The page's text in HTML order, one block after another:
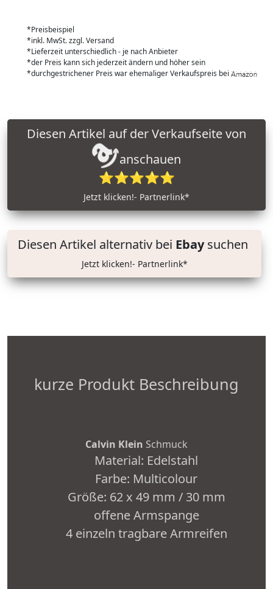
*Preisbeispiel
*inkl. MwSt. zzgl. Versand
*Lieferzeit unterschiedlich - je nach Anbieter
*der Preis kann sich jederzeit ändern und höher sein
*durchgestrichener Preis war ehemaliger Verkaufspreis bei
anschauen
⭐⭐⭐⭐⭐
Jetzt klicken!- Partnerlink*
Diesen Artikel alternativ bei Ebaysuchen
Jetzt klicken!- Partnerlink*
kurze Produkt Beschreibung
Calvin Klein Schmuck
Material: Edelstahl
Farbe: Multicolour
Größe: 62 x 49 mm / 30 mm
offene Armspange
4 einzeln tragbare Armreifen